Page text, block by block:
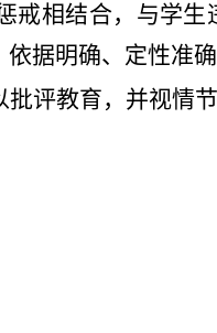
戒相结合，与学
依据明确、定性准
评教育，并视情